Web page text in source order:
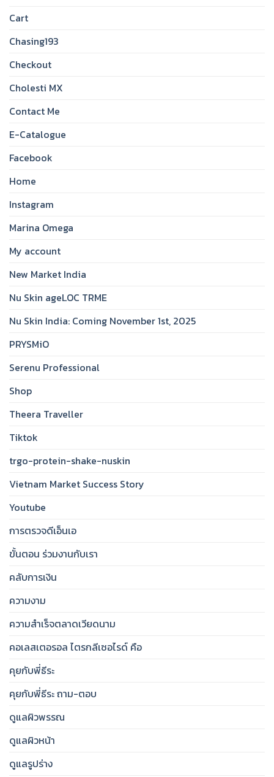
Cart
Chasing193
Checkout
Cholesti MX
Contact Me
E-Catalogue
Facebook
Home
Instagram
Marina Omega
My account
New Market India
Nu Skin ageLOC TRME
Nu Skin India: Coming November 1st, 2025
PRYSMiO
Serenu Professional
Shop
Theera Traveller
Tiktok
trgo-protein-shake-nuskin
Vietnam Market Success Story
Youtube
การตรวจดีเอ็นเอ
ขั้นตอน ร่วมงานกับเรา
คลับการเงิน
ความงาม
ความสำเร็จตลาดเวียดนาม
คอเลสเตอรอล ไตรกลีเซอไรด์ คือ
คุยกับพี่ธีระ
คุยกับพี่ธีระ ถาม-ตอบ
ดูแลผิวพรรณ
ดูแลผิวหน้า
ดูแลรูปร่าง